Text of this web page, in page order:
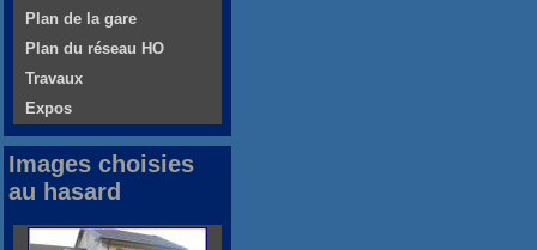
Plan de la gare
Plan du réseau HO
Travaux
Expos
Images choisies
au hasard